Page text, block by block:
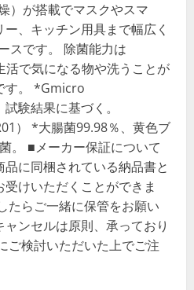
）が搭載でマスクやスマ
、キッチン用具まで幅広く
スです。 除菌能力は
で気になる物や洗うことが
す。 *Gmicro
験結果に基づく。
） *大腸菌99.98％、黄色ブ
。 ■メーカー保証について
に同梱されている納品書と
けいただくことができま
たらご一緒に保管をお願い
ンセルは原則、承っており
ご検討いただいた上でご注